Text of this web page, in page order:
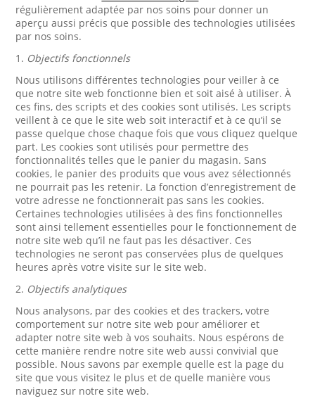
régulièrement adaptée par nos soins pour donner un
aperçu aussi précis que possible des technologies utilisées
par nos soins.
1. Objectifs fonctionnels
Nous utilisons différentes technologies pour veiller à ce
que notre site web fonctionne bien et soit aisé à utiliser. À
ces fins, des scripts et des cookies sont utilisés. Les scripts
veillent à ce que le site web soit interactif et à ce qu’il se
passe quelque chose chaque fois que vous cliquez quelque
part. Les cookies sont utilisés pour permettre des
fonctionnalités telles que le panier du magasin. Sans
cookies, le panier des produits que vous avez sélectionnés
ne pourrait pas les retenir. La fonction d’enregistrement de
votre adresse ne fonctionnerait pas sans les cookies.
Certaines technologies utilisées à des fins fonctionnelles
sont ainsi tellement essentielles pour le fonctionnement de
notre site web qu’il ne faut pas les désactiver. Ces
technologies ne seront pas conservées plus de quelques
heures après votre visite sur le site web.
2. Objectifs analytiques
Nous analysons, par des cookies et des trackers, votre
comportement sur notre site web pour améliorer et
adapter notre site web à vos souhaits. Nous espérons de
cette manière rendre notre site web aussi convivial que
possible. Nous savons par exemple quelle est la page du
site que vous visitez le plus et de quelle manière vous
naviguez sur notre site web.